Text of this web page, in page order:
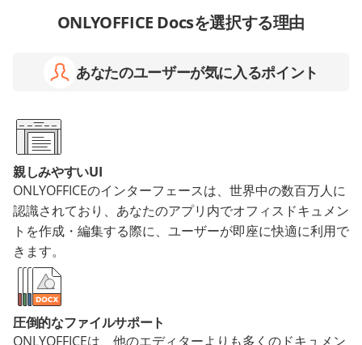
ONLYOFFICE Docsを選択する理由
あなたのユーザーが気に入るポイント
親しみやすいUI
ONLYOFFICEのインターフェースは、世界中の数百万人に
認識されており、あなたのアプリ内でオフィスドキュメン
トを作成・編集する際に、ユーザーが即座に快適に利用で
きます。
圧倒的なファイルサポート
ONLYOFFICEは、他のエディターよりも多くのドキュメン